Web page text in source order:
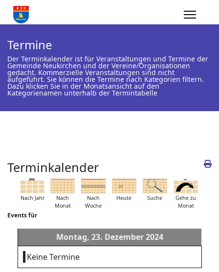
Termine
Der Terminkalender ist für Veranstaltungen und Termine der
Gemeinde Neukirchen und der Vereine/Organisationen
gedacht. Kommerzielle Veranstaltungen sind nicht
aufgeführt. Sie können die Termine nach Kategorien filtern.
Dazu klicken Sie in der Monatsansicht auf den
Kategorienamen unterhalb der Termintabelle
Terminkalender
Nach Jahr
Nach
Monat
Nach
Woche
Heute Suche
Gehe zu
Monat
Events für
Montag, 23. Dezember 2024
Keine Termine